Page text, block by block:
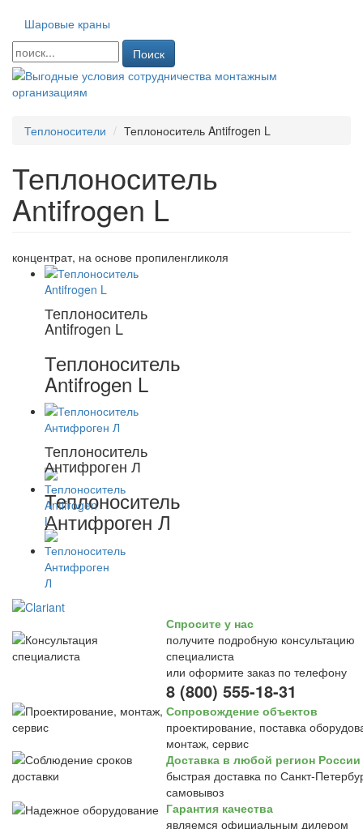
Шаровые краны
Поиск
Теплоносители Теплоноситель Antifrogen L
Теплоноситель
Antifrogen L
концентрат, на основе пропиленгликоля
Теплоноситель
Antifrogen L
Теплоноситель
Antifrogen L
Теплоноситель
Антифроген Л
Теплоноситель
Антифроген Л
Спросите у нас
получите подробную консультацию
специалиста
или оформите заказ по телефону
8 (800) 555-18-31
Сопровождение объектов
проектирование, поставка
монтаж, сервис
Доставка в любой регион России
быстрая доставка по Санкт-
самовывоз
Гарантия качества
являемся официальным дилером